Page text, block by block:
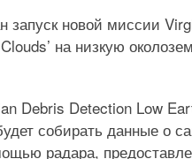
запуск новой миссии
на низкую
Debris Detection Low
собирать данные о
радара,